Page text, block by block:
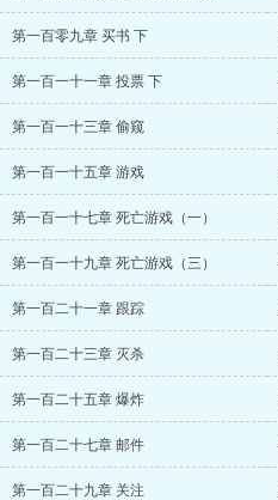
第一百零九章 买书 下
第一百一十一章 投票 下
第一百一十三章 偷窥
第一百一十五章 游戏
第一百一十七章 死亡游戏（一）
第一百一十九章 死亡游戏（三）
第一百二十一章 跟踪
第一百二十三章 灭杀
第一百二十五章 爆炸
第一百二十七章 邮件
第一百二十九章 关注